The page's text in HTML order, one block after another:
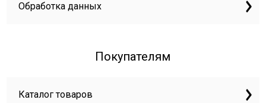
Обработка данных
Покупателям
Каталог товаров